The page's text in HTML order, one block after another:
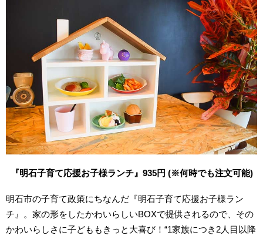
『明石子育て応援お子様ランチ』935円 (※何時でも注文可能)
明石市の子育て政策にちなんだ『明石子育て応援お子様ラン
チ』。家の形をしたかわいらしいBOXで提供されるので、その
かわいらしさに子どももきっと大喜び！“1家族につき2人目以降